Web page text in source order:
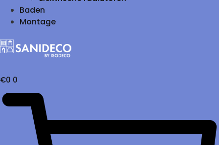
Baden
Montage
€0 0